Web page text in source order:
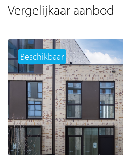
Vergelijkaar aanbod
Beschikbaar